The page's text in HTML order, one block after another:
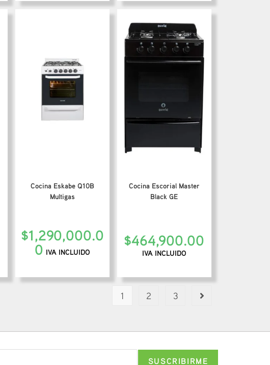
Cocina Eskabe Q10B
Multigas
$1,290,000.0
0 IVA INCLUIDO
Cocina Escorial Master
Black GE
$464,900.00
IVA INCLUIDO
1 2 3